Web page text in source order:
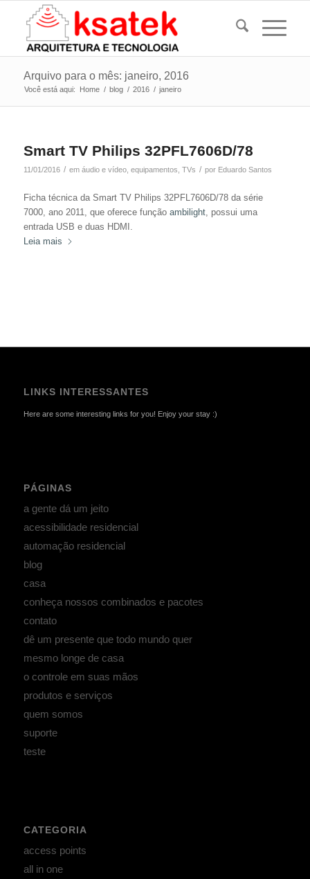
Arquivo para o mês: janeiro, 2016
Você está aqui: Home / blog / 2016 / janeiro
Smart TV Philips 32PFL7606D/78
11/01/2016 / em áudio e vídeo, equipamentos TVs / por Eduardo Santos
Ficha técnica da Smart TV Philips 32PFL7606D/78 da série
7000, ano 2011, que oferece função ambilight, possui uma
entrada USB e duas HDMI.
Leia mais
LINKS INTERESSANTES
Here are some interesting links for you! Enjoy your stay :)
PÁGINAS
a gente dá um jeito
acessibilidade residencial
automação residencial
blog
casa
conheça nossos combinados e pacotes
contato
dê um presente que todo mundo quer
mesmo longe de casa
o controle em suas mãos
produtos e serviços
quem somos
suporte
teste
CATEGORIA
access points
all in one